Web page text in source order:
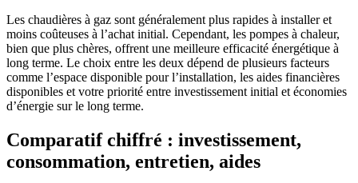
Les chaudières à gaz sont généralement plus rapides à installer et
moins coûteuses à l’achat initial. Cependant, les pompes à chaleur,
bien que plus chères, offrent une meilleure efficacité énergétique à
long terme. Le choix entre les deux dépend de plusieurs facteurs
comme l’espace disponible pour l’installation, les aides financières
disponibles et votre priorité entre investissement initial et économies
d’énergie sur le long terme.
Comparatif chiffré : investissement,
consommation, entretien, aides